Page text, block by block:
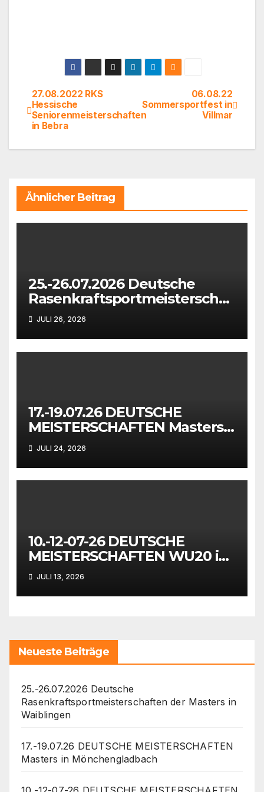
Beitragsnavigation06.08.22
Sommersportfest in
Villmar
27.08.2022 RKS
Hessische
Seniorenmeisterschaften
in Bebra
Ähnlicher Beitrag
25.-26.07.2026 Deutsche
Rasenkraftsportmeisterschaf
ten der Masters in
Waiblingen
JULI 26, 2026
17.-19.07.26 DEUTSCHE
MEISTERSCHAFTEN Masters
in Mönchengladbach
JULI 24, 2026
10.-12-07-26 DEUTSCHE
MEISTERSCHAFTEN WU20 in
Wattenscheid-Bochum
JULI 13, 2026
Neueste Beiträge
25.-26.07.2026 Deutsche
Rasenkraftsportmeisterschaften der Masters in
Waiblingen
17.-19.07.26 DEUTSCHE MEISTERSCHAFTEN
Masters in Mönchengladbach